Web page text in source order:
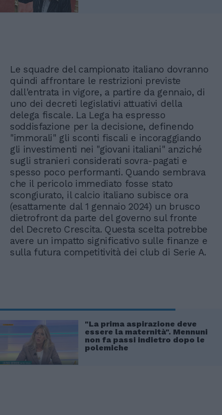
Le squadre del campionato italiano dovranno
quindi affrontare le restrizioni previste
dall'entrata in vigore, a partire da gennaio, di
uno dei decreti legislativi attuativi della
delega fiscale. La Lega ha espresso
soddisfazione per la decisione, definendo
"immorali" gli sconti fiscali e incoraggiando
gli investimenti nei "giovani italiani" anziché
sugli stranieri considerati sovra-pagati e
spesso poco performanti. Quando sembrava
che il pericolo immediato fosse stato
scongiurato, il calcio italiano subisce ora
(esattamente dal 1 gennaio 2024) un brusco
dietrofront da parte del governo sul fronte
del Decreto Crescita. Questa scelta potrebbe
avere un impatto significativo sulle finanze e
sulla futura competitività dei club di Serie A.
"La prima aspirazione deve
essere la maternità". Mennuni
non fa passi indietro dopo le
polemiche